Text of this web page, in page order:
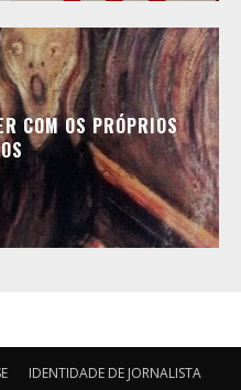
COM OS PRÓPRIOS
IDENTIDADE DE JORNALISTA